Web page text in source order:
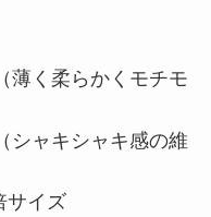
薄く柔らかくモチモ
シャキシャキ感の維
サイズ